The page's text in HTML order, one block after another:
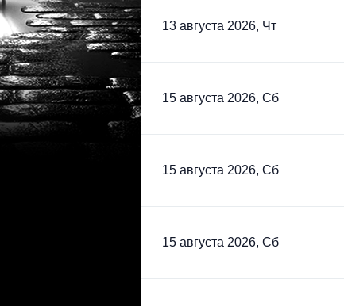
13 августа 2026, Чт
15 августа 2026, Сб
15 августа 2026, Сб
15 августа 2026, Сб